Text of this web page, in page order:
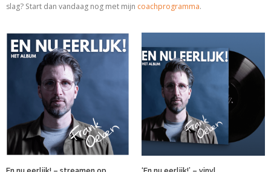
slag? Start dan vandaag nog met mijn coachprogramma.